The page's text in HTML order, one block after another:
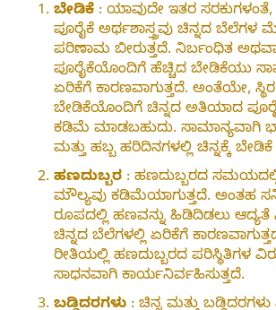
ಬೇಡಿಕೆ : ಯಾವುದೇ ಇತರ
ಪೂರೈಕೆ ಅರ್ಥಶಾಸ್ತ್ರವು ಚಿನ್ನದ ಬೆಲೆಗಳ
ಪರಿಣಾಮ ಬೀರುತ್ತದೆ. ನಿರ್ಬಂಧಿತ
ಪೂರೈಕೆಯೊಂದಿಗೆ ಹೆಚ್ಚಿದ ಬೇಡಿಕೆಯು
ಏರಿಕೆಗೆ ಕಾರಣವಾಗುತ್ತದೆ. ಅಂತೆಯೇ,
ಬೇಡಿಕೆಯೊಂದಿಗೆ ಚಿನ್ನದ ಅತಿಯಾದ
ಕಡಿಮೆ ಮಾಡಬಹುದು. ಸಾಮಾನ್ಯವಾಗಿ
ಮತ್ತು ಹಬ್ಬ ಹರಿದಿನಗಳಲ್ಲಿ ಚಿನ್ನಕ್ಕೆ ಬೇಡಿಕೆ
ಹಣದುಬ್ಬರ : ಹಣದುಬ್ಬರದ
ಮೌಲ್ಯವು ಕಡಿಮೆಯಾಗುತ್ತದೆ. ಅಂತಹ
ರೂಪದಲ್ಲಿ ಹಣವನ್ನು ಹಿಡಿದಿಡಲು ಆದ್ಯತೆ
ಚಿನ್ನದ ಬೆಲೆಗಳಲ್ಲಿ ಏರಿಕೆಗೆ
ರೀತಿಯಲ್ಲಿ ಹಣದುಬ್ಬರದ ಪರಿಸ್ಥಿತಿಗಳ
ಸಾಧನವಾಗಿ ಕಾರ್ಯನಿರ್ವಹಿಸುತ್ತದೆ.
ಬಡ್ಡಿದರಗಳು : ಚಿನ್ನ ಮತ್ತು